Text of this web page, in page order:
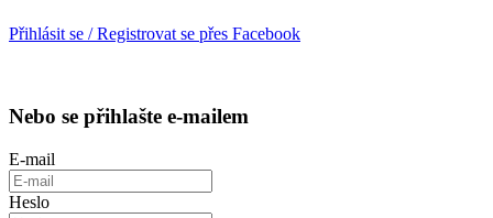
Přihlásit se / Registrovat se přes Facebook
Nebo se přihlašte e-mailem
E-mail
Heslo